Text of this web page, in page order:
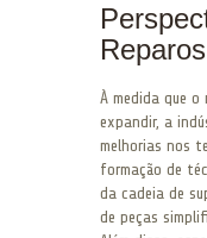
À medida que o
expandir, a
melhorias nos
formação de
da cadeia de
de peças